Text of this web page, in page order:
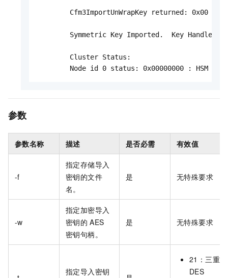
Node id 0 status: 0x00000000 : HSM
参数
参数名称 描述 是否必需 有效值
-f
指定存储导入
密钥的文件
名。
是 无特殊要求
-w
指定加密导入
密钥的 AES
密钥句柄。
是 无特殊要求
指定导入密钥
21：三重
DES